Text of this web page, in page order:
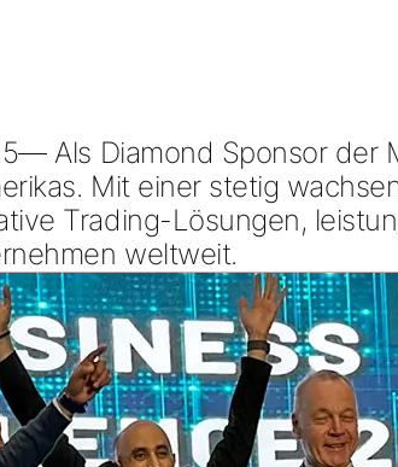
— Als Diamond Sponsorder
Mit einer stetig
Trading-Lösungen,
weltweit.